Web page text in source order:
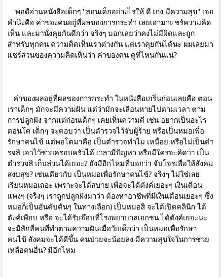
พอดีอ่านหนังสือเด็กๆ "สอนเด็กอย่างไรให้ ดี เก่ง มีความสุข" เจอ
คำนึงคือ ค่าของคนอยู่ที่ผลของการกระทำ เลยเอามาแชร์ความคิด
เห็น และมานั่งคุยกันดีกว่า จริงๆ บอกเลยว่าคงไม่มีผิดและถูก
สำหรับทุกคน ความคิดเห็นเราต่างกัน แต่เราคุยกันได้นะ ผมเลยมา
แชร์ส่วนของความคิดเห็นว่า ค่าของคน ดูที่ไหนกันแน่?
ค่าของผลอยู่ที่ผลของการกระทำ ในหนังสือเกริ่นก่อนเลยคือ ตอน
เราเด็กๆ มักจะมีความฝัน แต่ว่ามักจะเลือนหายไปตามเวลา ตาม
การปลูกฝัง จากแต่ก่อนเด็กๆ เคยเห็นความดี เช่น อยากเป็นอะไร
ตอนโต เด็กๆ จะตอบว่า เป็นตำรวจไว้จับผู้ร้าย หรือเป็นหมอเพื่อ
รักษาคนไข้ แต่พอโตมาคือ เป็นตำรวจทำไม เหนื่อย หรือไม่เป็นตำ
รจสิ เอาไว้ช่วยครอบครัวได้ เวลามีปัญหา หรือมีใครจะคิดว่า เป็น
ตำรวจสิ เก็บส่วนได้เยอะ? ยังมีอีกไหมที่บอกว่า จับโจรเพื่อให้สังคม
สงบสุข? เช่นเดียวกับ เป็นหมอเพื่อรักษาคนไข้? จริงๆ ไม่ใช่เลย
เรียนหมอเถอะ เพราะจะได้สบาย เพื่อจะได้ตังค์เยอะๆ เงินเดือน
แพงๆ (จริงๆ เราถูกปลูกฝังมาว่า ต้องหาอาชีพที่มีเงินเดือนเยอะๆ ซึ่ง
หมอก็เป็นอันดับต้นๆ ในทางเลือก) เป็นหมอสิ จะได้เปิดคลินิก ได้
ตังค์เพียบ หรือ จะได้รับจ๊อบที่โรงพยาบาลเอกชน ได้ตังค์เยอะนะ
จะมีสักที่คนที่ทำตามความฝันเมื่อวัยเด็กว่า เป็นหมอเพื่อรักษา
คนไข้ สังคมจะได้ดีขึ้น คนป่วยจะน้อยลง มีความสุขใจในการช่วย
เหลือคนอื่น? มีอีกไหม